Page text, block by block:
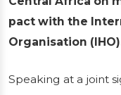
Organisation of
(MOWCA) , Dr.
pact with the
Organisation
Speaking at a joint